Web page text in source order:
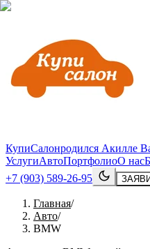
КупиСалонродился Акилле
УслугиАвтоПортфолиоО нас
+7 (903) 589-26-95
Главная/
Авто/
BMW